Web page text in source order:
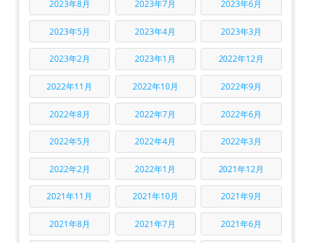
2023年8月 2023年7月 2023年6月
2023年5月 2023年4月 2023年3月
2023年2月 2023年1月 2022年12月
2022年11月 2022年10月 2022年9月
2022年8月 2022年7月 2022年6月
2022年5月 2022年4月 2022年3月
2022年2月 2022年1月 2021年12月
2021年11月 2021年10月 2021年9月
2021年8月 2021年7月 2021年6月